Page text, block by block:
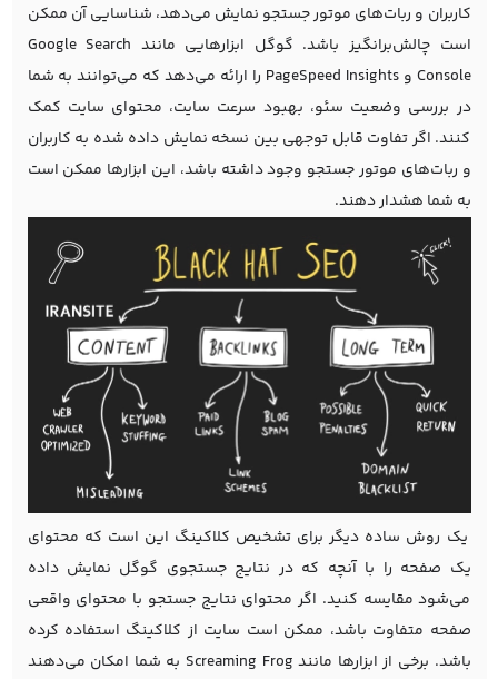
کاربران و ربات‌های موتور جستجو نمایش می‌دهد، شناسایی آن ممکن
است چالش‌برانگیز باشد. گوگل ابزارهایی مانند Google Search
Console و PageSpeed Insights را ارائه می‌دهد که می‌توانند به شما
در بررسی وضعیت سئو، بهبود سرعت سایت، محتوای سایت کمک
کنند. اگر تفاوت قابل توجهی بین نسخه نمایش داده شده به کاربران
و ربات‌های موتور جستجو وجود داشته باشد، این ابزارها ممکن است
به شما هشدار دهند.
یک روش ساده دیگر برای تشخیص کلاکینگ این است که محتوای
یک صفحه را با آنچه که در نتایج جستجوی گوگل نمایش داده
می‌شود مقایسه کنید. اگر محتوای نتایج جستجو با محتوای واقعی
صفحه متفاوت باشد، ممکن است سایت از کلاکینگ استفاده کرده
باشد. برخی از ابزارها مانند Screaming Frog به شما امکان می‌دهند